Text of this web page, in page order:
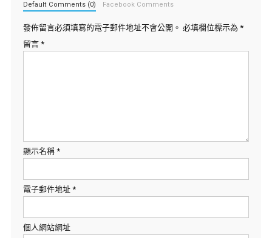
Default Comments (0) Facebook Comments
發佈留言必須填寫的電子郵件地址不會公開。 必填欄位標示為 *
留言 *
顯示名稱 *
電子郵件地址 *
個人網站網址